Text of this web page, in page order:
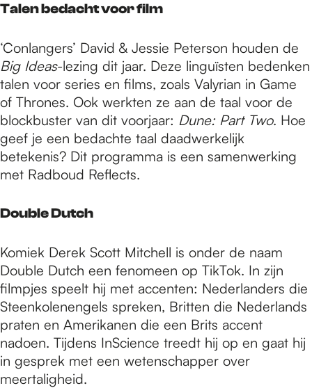
Talen bedacht voor film
‘Conlangers’ David & Jessie Peterson houden de
Big Ideas-lezing dit jaar. Deze linguïsten bedenken
talen voor series en films, zoals Valyrian in Game
of Thrones. Ook werkten ze aan de taal voor de
blockbuster van dit voorjaar: Dune: Part Two. Hoe
geef je een bedachte taal daadwerkelijk
betekenis? Dit programma is een samenwerking
met Radboud Reflects.
Double Dutch
Komiek Derek Scott Mitchell is onder de naam
Double Dutch een fenomeen op TikTok. In zijn
filmpjes speelt hij met accenten: Nederlanders die
Steenkolenengels spreken, Britten die Nederlands
praten en Amerikanen die een Brits accent
nadoen. Tijdens InScience treedt hij op en gaat hij
in gesprek met een wetenschapper over
meertaligheid.